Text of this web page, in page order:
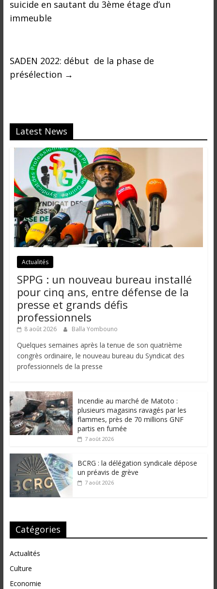
suicide en sautant du 3ème étage d’un
immeuble
SADEN 2022: début de la phase de
présélection →
Latest News
Actualités
SPPG : un nouveau bureau installé
pour cinq ans, entre défense de la
presse et grands défis
professionnels
8 août 2026 Balla Yombouno
Quelques semaines après la tenue de son quatrième
congrès ordinaire, le nouveau bureau du Syndicat des
professionnels de la presse
Incendie au marché de Matoto :
plusieurs magasins ravagés par les
flammes, près de 70 millions GNF
partis en fumée
7 août 2026
BCRG : la délégation syndicale dépose
un préavis de grève
7 août 2026
Catégories
Actualités
Culture
Economie